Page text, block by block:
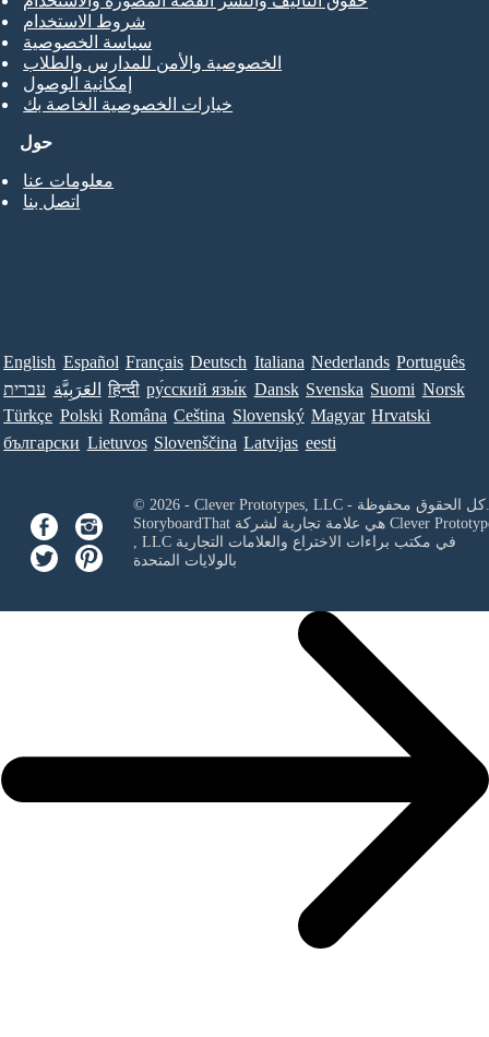
حول
معلومات عنا
اتصل بنا
شروط الاستخدام
سياسة الخصوصية
الخصوصية والأمن للمدارس والطلاب
إمكانية الوصول
خيارات الخصوصية الخاصة بك
English Español Français Deutsch Italiana Nederlands Português
עברית العَرَبِيَّة हिन्दी ру́сский язы́к Dansk Svenska Suomi Norsk
Türkçe Polski Româna Ceština Slovenský Magyar Hrvatski
български Lietuvos Slovenščina Latvijas eesti
© 2026 - Clever Prototypes, LLC - كل الحقوق محفوظة.
StoryboardThat هي علامة تجارية لشركة Clever
, LLCفي مكتب براءات الاختراع والعلامات التجارية
بالولايات المتحدة